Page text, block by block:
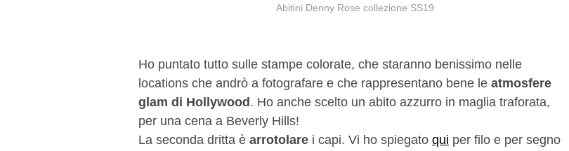
Abitini Denny Rose collezione SS19
Ho puntato tutto sulle stampe colorate, che staranno benissimo nelle
locations che andrò a fotografare e che rappresentano bene le atmosfere
glam di Hollywood . Ho anche scelto un abito azzurro in maglia traforata,
per una cena a Beverly Hills!
La seconda dritta è arrotolare i capi. Vi ho spiegato qui per filo e per segno